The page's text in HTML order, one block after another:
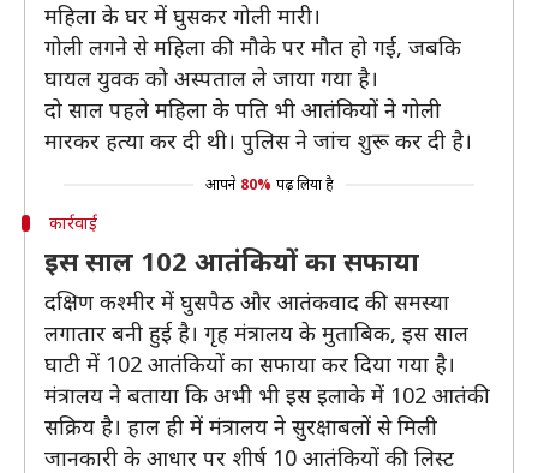
महिला के घर में घुसकर गोली मारी।
गोली लगने से महिला की मौके पर मौत हो गई, जबकि
घायल युवक को अस्पताल ले जाया गया है।
दो साल पहले महिला के पति भी आतंकियों ने गोली
मारकर हत्या कर दी थी। पुलिस ने जांच शुरू कर दी है।
आपने 80% पढ़ लिया है
कार्रवाई
इस साल 102 आतंकियों का सफाया
दक्षिण कश्मीर में घुसपैठ और आतंकवाद की समस्या
लगातार बनी हुई है। गृह मंत्रालय के मुताबिक, इस साल
घाटी में 102 आतंकियों का सफाया कर दिया गया है।
मंत्रालय ने बताया कि अभी भी इस इलाके में 102 आतंकी
सक्रिय है। हाल ही में मंत्रालय ने सुरक्षाबलों से मिली
जानकारी के आधार पर शीर्ष 10 आतंकियों की लिस्ट